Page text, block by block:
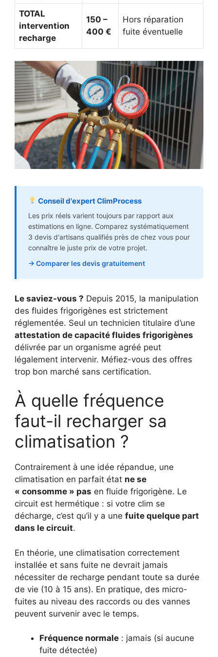
TOTAL
intervention
recharge
150 –
400 €
Hors réparation
fuite éventuelle
Conseil d'expert ClimProcess
Les prix réels varient toujours par rapport aux
estimations en ligne. Comparez systématiquement
3 devis d'artisans qualifiés près de chez vous pour
connaître le juste prix de votre projet.
→ Comparer les devis gratuitement
Le saviez-vous ? Depuis 2015, la manipulation
des fluides frigorigènes est strictement
réglementée. Seul un technicien titulaire d’une
attestation de capacité fluides frigorigènes
délivrée par un organisme agréé peut
légalement intervenir. Méfiez-vous des offres
trop bon marché sans certification.
À quelle fréquence
faut-il recharger sa
climatisation ?
Contrairement à une idée répandue, une
climatisation en parfait état ne se
« consomme » pas en fluide frigorigène. Le
circuit est hermétique : si votre clim se
décharge, c’est qu’il y a une fuite quelque part
dans le circuit.
En théorie, une climatisation correctement
installée et sans fuite ne devrait jamais
nécessiter de recharge pendant toute sa durée
de vie (10 à 15 ans). En pratique, des micro-
fuites au niveau des raccords ou des vannes
peuvent survenir avec le temps.
Fréquence normale : jamais (si aucune
fuite détectée)